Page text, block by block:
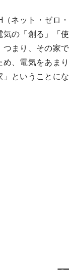
ネット・ゼロ・
気の「創る」「使
つまり、その家で
、電気をあまり
」ということにな